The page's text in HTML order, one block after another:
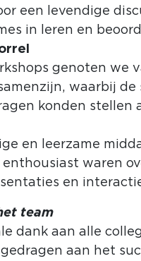
een levendige
in leren en
genoten we
waarbij
konden stellen
en leerzame
waren
en
team
dank aan alle
aan het